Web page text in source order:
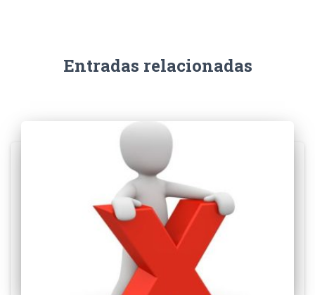
Entradas relacionadas